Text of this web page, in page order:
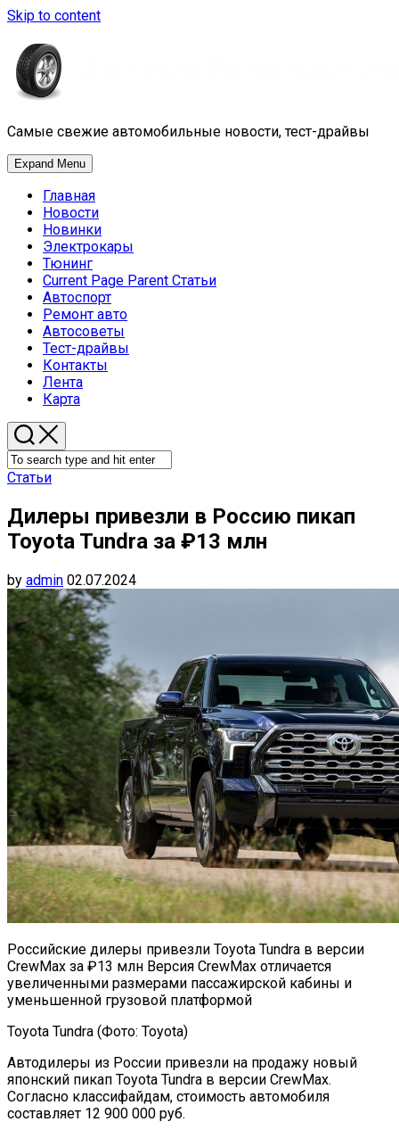
Skip to content
Самые свежие автомобильные новости, тест-драйвы
Expand Menu
Главная
Новости
Новинки
Электрокары
Тюнинг
Current Page Parent Статьи
Автоспорт
Ремонт авто
Автосоветы
Тест-драйвы
Контакты
Лента
Карта
Статьи
Дилеры привезли в Россию пикап
Toyota Tundra за ₽13 млн
by admin 02.07.2024
Российские дилеры привезли Toyota Tundra в версии
CrewMax за ₽13 млн Версия CrewMax отличается
увеличенными размерами пассажирской кабины и
уменьшенной грузовой платформой
Toyota Tundra (Фото: Toyota)
Автодилеры из России привезли на продажу новый
японский пикап Toyota Tundra в версии CrewMax.
Согласно классифайдам, стоимость автомобиля
составляет 12 900 000 руб.